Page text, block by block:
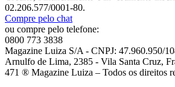
02.206.577/0001-80.
Compre pelo chat
ou compre pelo telefone:
0800 773 3838
Magazine Luiza S/A - CNPJ: 47.960.950/
Arnulfo de Lima, 2385 - Vila Santa Cruz,
471 ® Magazine Luiza – Todos os direitos